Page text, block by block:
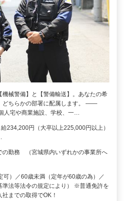
機械警備】と【警備輸送】。あなたの希
どちらかの部署に配属します。 ――
人宅や商業施設、学校、一…
234,200円（大卒以上225,000円以上）
の勤務 （宮城県内いずれかの事業所へ
可）／60歳未満（定年が60歳の為）／
法等法令の規定により） ※普通免許を
までの取得でOK！